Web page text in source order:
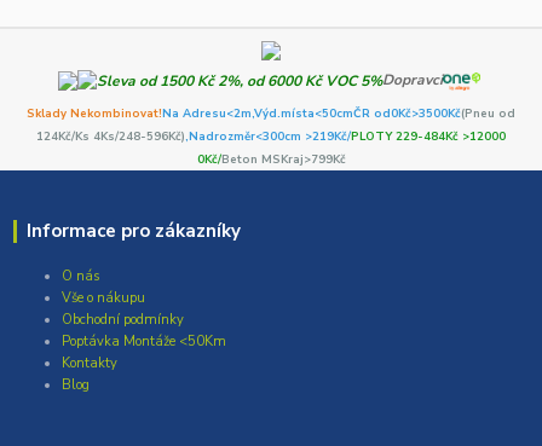
Dopravci
Sklady Nekombinovat!Na Adresu<2m,Výd.místa<50cmČR od0Kč>3500Kč(Pneu od
124Kč/Ks 4Ks/248-596Kč),Nadrozměr<300cm >219Kč/PLOTY 229-484Kč >12000
0Kč/Beton MSKraj>799Kč
Informace pro zákazníky
O nás
Vše o nákupu
Obchodní podmínky
Poptávka Montáže <50Km
Kontakty
Blog